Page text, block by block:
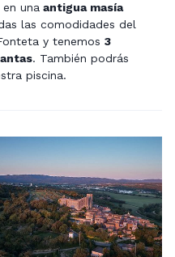
una antigua masía
las comodidades del
y tenemos 3
. También podrás
piscina.